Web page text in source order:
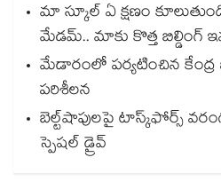
మా స్కూల్ ఏ క్షణం
మేడమ్.. మాకు కొత్త బిల్డింగ్
మేడారంలో పర్యటించిన కేంద్ర
పరిశీలన
బెల్ట్‌‌‌‌‌‌‌‌‌‌‌‌‌‌‌‌‌‌‌‌‌‌‌‌‌‌‌‌‌‌‌‌షాపులపై టాస్క్‌‌‌‌‌‌‌‌‌‌‌‌‌‌‌‌‌‌‌‌‌‌‌‌‌‌‌‌‌‌‌‌ఫోర్స్
స్పెషల్ డ్రైవ్‌‌‌‌‌‌‌‌‌‌‌‌‌‌‌‌‌‌‌‌‌‌‌‌‌‌‌‌‌‌‌‌